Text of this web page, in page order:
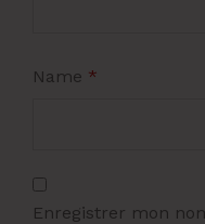
Name *
Enregistrer mon